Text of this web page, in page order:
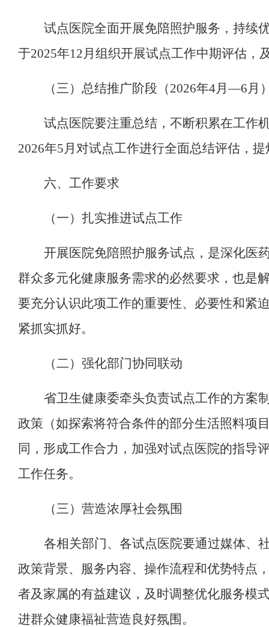
试点医院全面开展免陪照护服务，持续
于2025年12月组织开展试点工作中期评估，
（三）总结推广阶段（2026年4月—6月
试点医院要注重总结，不断积累在工作
2026年5月对试点工作进行全面总结评估，
六、 工作要求
（一）扎实推进试点工作
开展医院免陪照护服务试点，是深化医
群众多元化健康服务需求的必然要求，也是
要充分认识此项工作的重要性、必要性和紧
紧抓实抓好。
（二） 强化部门协同联动
省卫生健康委牵头负责试点工作的方案
政策（如探索将符合条件的部分生活照料项
同， 形成工作合力， 加强对试点医院的指导
工作任务。
（三） 营造浓厚社会氛围
各相关部门、各试点医院要通过媒体、
政策背景、服务内容、操作流程和优势特点
者及家属的有益建议， 及时调整优化服务模
进群众健康福祉营造良好氛围。